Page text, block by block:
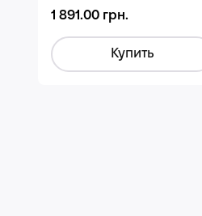
1 891.00 грн.
Купить